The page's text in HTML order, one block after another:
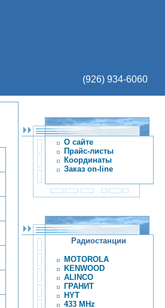
(926) 934-6060
О сайте
Прайс-листы
Координаты
Заказ on-line
Радиостанции
MOTOROLA
KENWOOD
ALINCO
ГРАНИТ
HYT
433 MHz